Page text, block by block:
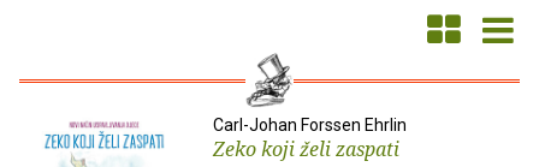
Carl-Johan Forssen Ehrlin
Zeko koji želi zaspati